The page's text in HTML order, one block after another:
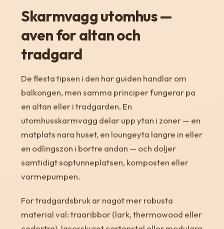
Skarmvagg utomhus —
aven for altan och
tradgard
De flesta tipsen i den har guiden handlar om
balkongen, men samma principer fungerar pa
en altan eller i tradgarden. En
utomhusskarmvagg delar upp ytan i zoner — en
matplats nara huset, en loungeyta langre in eller
en odlingszon i bortre andan — och doljer
samtidigt soptunneplatsen, komposten eller
varmepumpen.
For tradgardsbruk ar nagot mer robusta
material val: traaribbor (lark, thermowood eller